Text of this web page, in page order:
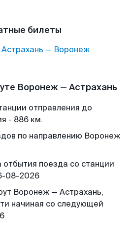
билеты
Астрахань — Воронеж
Воронеж — Астрахань
отправления до
- 886 км.
по направлению Воронеж
поезда со станции
08-2026
Воронеж — Астрахань,
начиная со следующей